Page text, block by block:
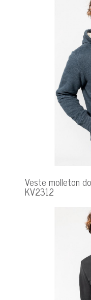
Veste molleton
KV2312